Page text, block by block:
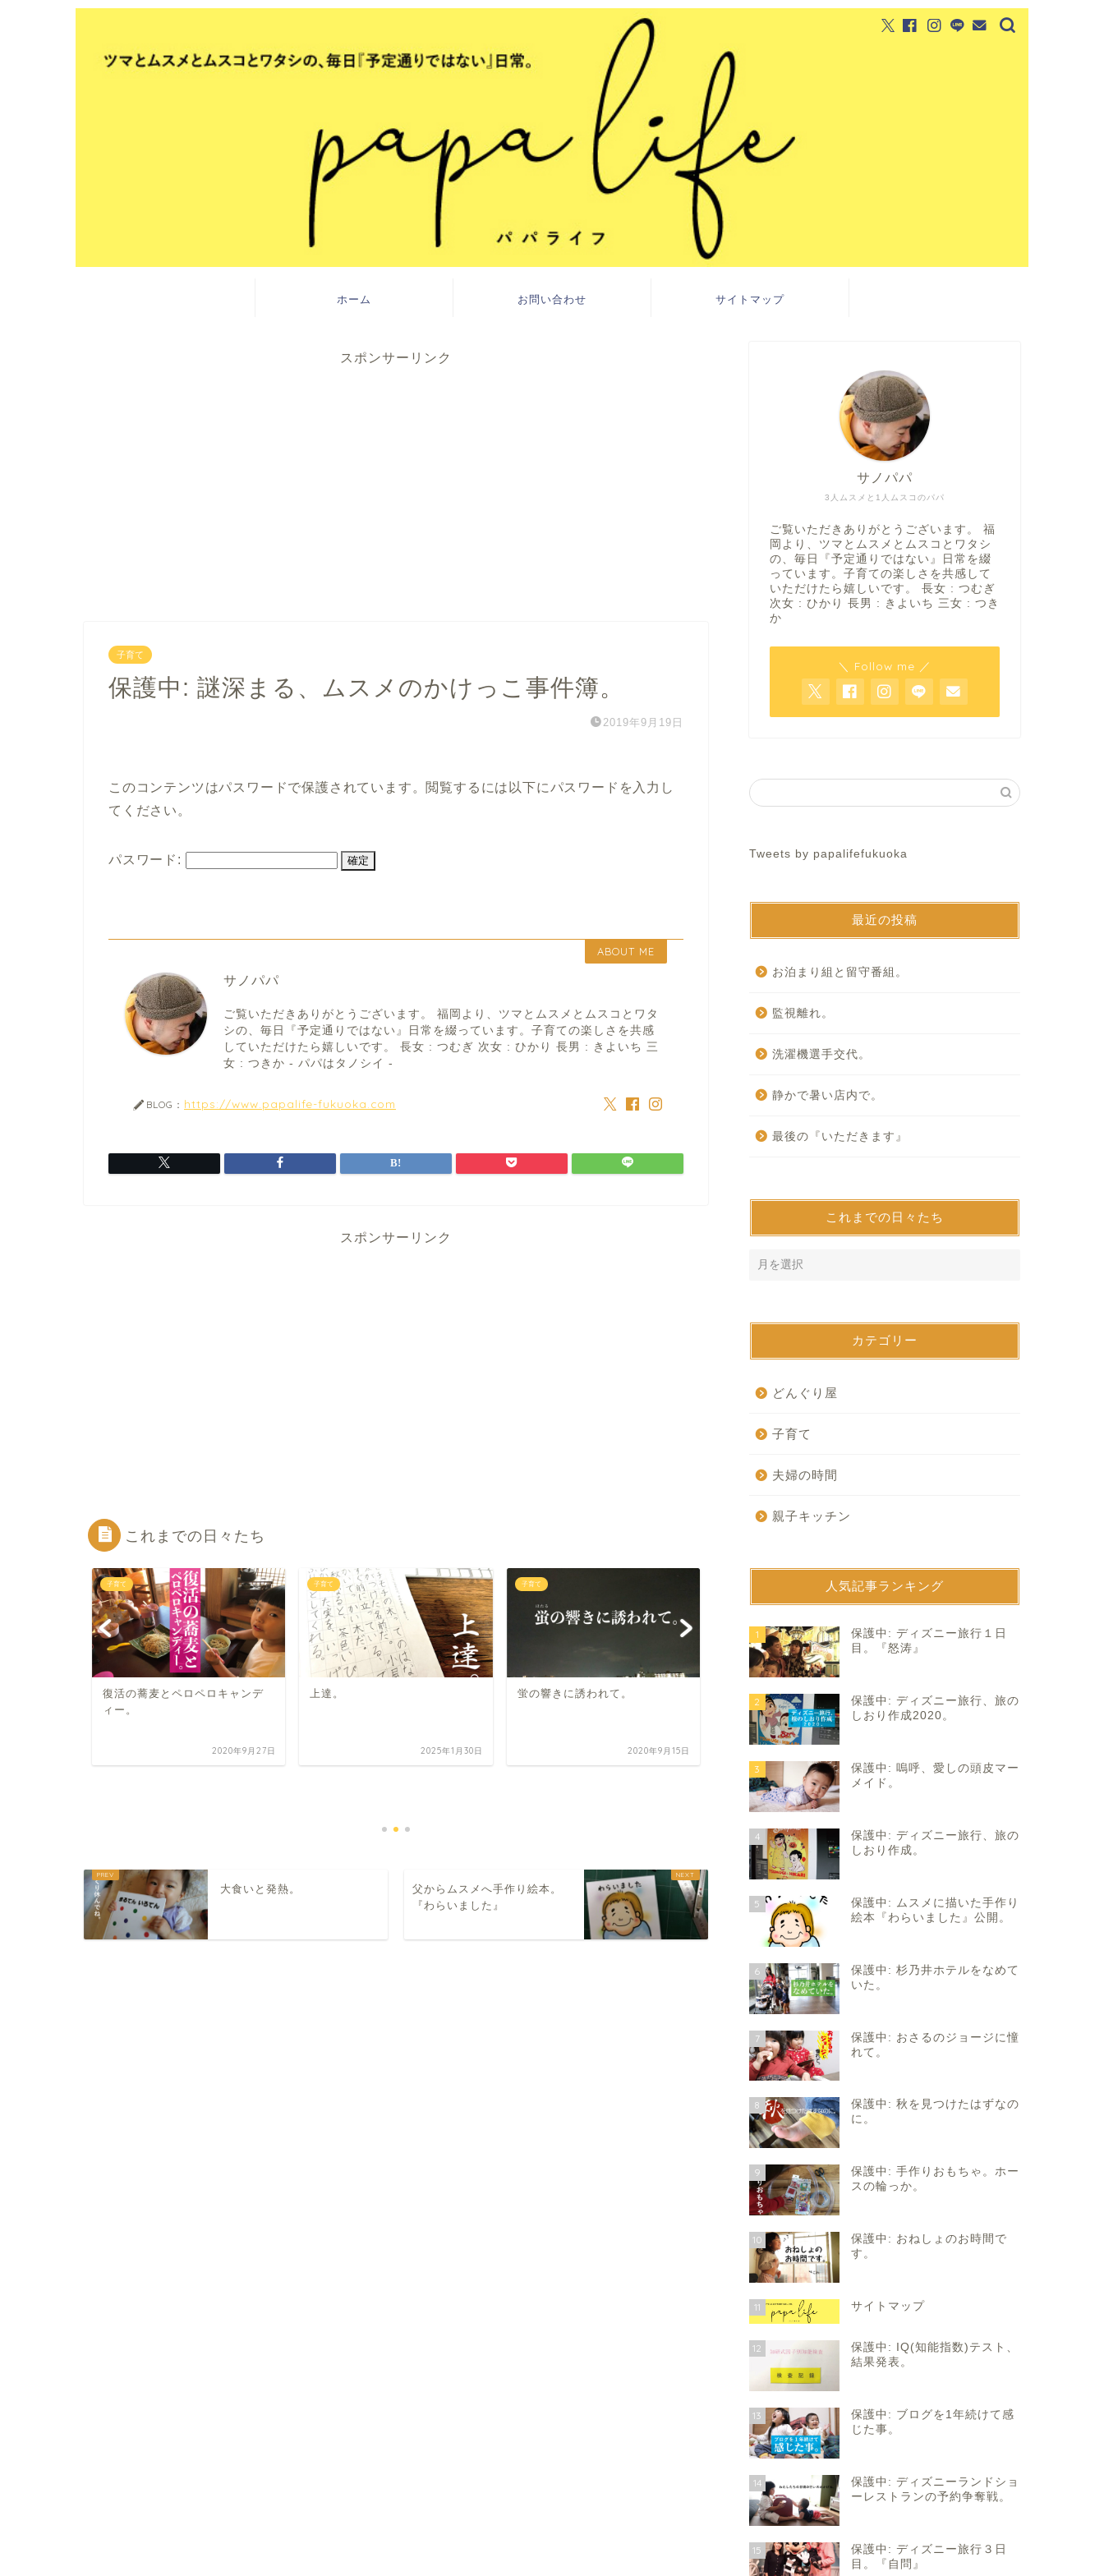
ホーム お問い合わせ サイトマップ
スポンサーリンク
子育て
保護中: 謎深まる、ムスメのかけっこ事件簿。
2019年9月19日
このコンテンツはパスワードで保護されています。閲覧するには以下にパスワードを入力し
てください。
パスワード:
ABOUT ME
サノパパ
ご覧いただきありがとうございます。 福岡より、ツマとムスメとムスコとワタ
シの、毎日『予定通りではない』日常を綴っています。子育ての楽しさを共感
していただけたら嬉しいです。 長女 : つむぎ 次女 : ひかり 長男 : きよいち 三
女 : つきか - パパはタノシイ -
BLOG： https://www.papalife-fukuoka.com
スポンサーリンク
これまでの日々たち
子育て
復活の蕎麦とペロペロキャンデ
ィー。
2020年9月27日
子育て
上達。
2025年1月30日
子育て
蛍の響きに誘われて。
2020年9月15日
復活の蕎麦とペロペロキャンデ
ィー。
2020年9月27日
子育て
上達。
大食いと発熱。
父からムスメへ手作り絵本。
『わらいました』
3人ムスメと1人ムスコのパパ
サノパパ
ご覧いただきありがとうございます。 福
岡より、ツマとムスメとムスコとワタシ
の、毎日『予定通りではない』日常を綴
っています。子育ての楽しさを共感して
いただけたら嬉しいです。 長女 : つむぎ
次女 : ひかり 長男 : きよいち 三女 : つき
か
＼ Follow me ／
Tweets by papalifefukuoka
最近の投稿
お泊まり組と留守番組。
監視離れ。
洗濯機選手交代。
静かで暑い店内で。
最後の『いただきます』
これまでの日々たち
カテゴリー
どんぐり屋
子育て
夫婦の時間
親子キッチン
人気記事ランキング
1
保護中: ディズニー旅行１日
目。『怒涛』
2
保護中: ディズニー旅行、旅の
しおり作成2020。
3
保護中: 嗚呼、愛しの頭皮マー
メイド。
4
保護中: ディズニー旅行、旅の
しおり作成。
5
保護中: ムスメに描いた手作り
絵本『わらいました』公開。
6
保護中: 杉乃井ホテルをなめて
いた。
7
保護中: おさるのジョージに憧
れて。
8
保護中: 秋を見つけたはずなの
に。
9
保護中: 手作りおもちゃ。ホー
スの輪っか。
10
保護中: おねしょのお時間で
す。
11 サイトマップ
12
保護中: IQ(知能指数)テスト、
結果発表。
13
保護中: ブログを1年続けて感
じた事。
14
保護中: ディズニーランドショ
ーレストランの予約争奪戦。
15
保護中: ディズニー旅行３日
目。『自問』